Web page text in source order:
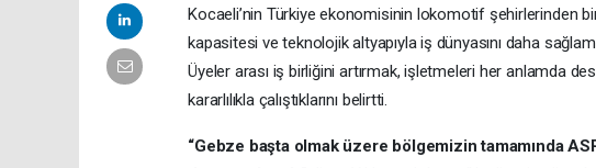
Kocaeli’nin Türkiye ekonomisinin lokomotif şehirlerinden
kapasitesi ve teknolojik altyapıyla iş dünyasını daha
Üyeler arası iş birliğini artırmak, işletmeleri her anlamda
kararlılıkla çalıştıklarını belirtti.
“Gebze başta olmak üzere bölgemizin tamamında